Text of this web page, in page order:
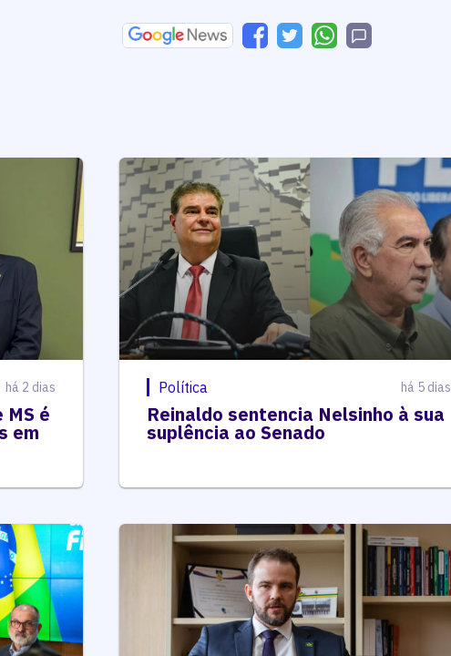
há 2 dias
é
em
Política há 5 dias
Reinaldo sentencia Nelsinho à sua
suplência ao Senado